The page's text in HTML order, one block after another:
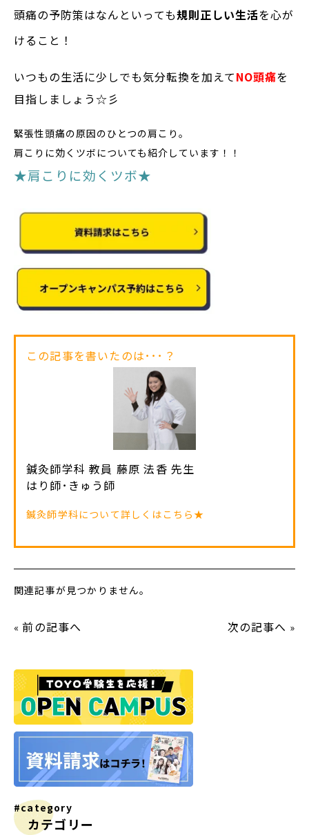
頭痛の予防策はなんといっても規則正しい生活を心が
けること！
いつもの生活に少しでも気分転換を加えてNO頭痛を
目指しましょう☆彡
緊張性頭痛の原因のひとつの肩こり。
肩こりに効くツボについても紹介しています！！
★肩こりに効くツボ★
この記事を書いたのは･･･？
鍼灸師学科 教員 藤原 法香 先生
はり師･きゅう師
鍼灸師学科について詳しくはこちら★
関連記事が見つかりません。
«前の記事へ 次の記事へ »
#category
カテゴリー